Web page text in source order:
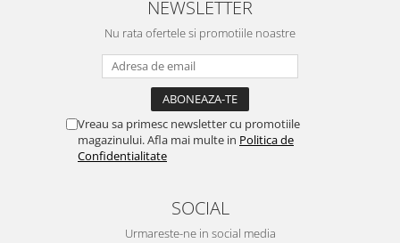
NEWSLETTER
Nu rata ofertele si promotiile noastre
Vreau sa primesc newsletter cu promotiile
magazinului. Afla mai multe in Politica de
Confidentialitate
SOCIAL
Urmareste-ne in social media